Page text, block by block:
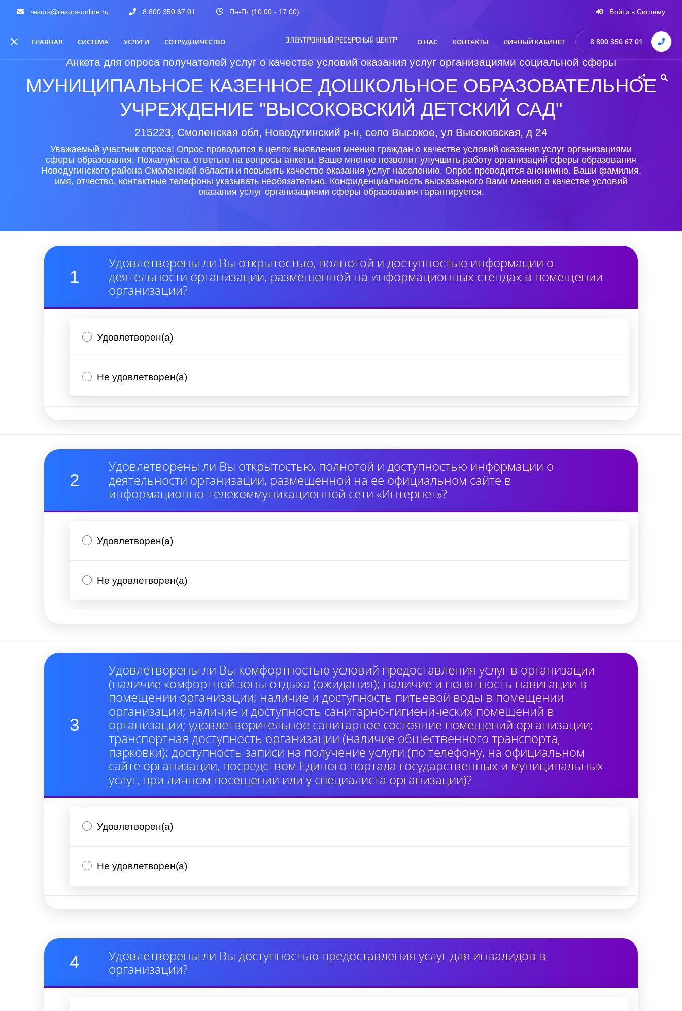
resurs@resurs-online.ru 8 800 350 67 01 Пн-Пт (10.00 - 17.00) Войти в Систему
ГЛАВНАЯ СИСТЕМА УСЛУГИ СОТРУДНИЧЕСТВО О НАС КОНТАКТЫ ЛИЧНЫЙ КАБИНЕТ 8 800 350 67 01
Анкета для опроса получателей услуг о качестве условий оказания услуг организациями социальной сферы
МУНИЦИПАЛЬНОЕ КАЗЕННОЕ ДОШКОЛЬНОЕ ОБРАЗОВАТЕЛЬНОЕ
УЧРЕЖДЕНИЕ "ВЫСОКОВСКИЙ ДЕТСКИЙ САД"
215223, Смоленская обл, Новодугинский р-н, село Высокое, ул Высоковская, д 24
Уважаемый участник опроса! Опрос проводится в целях выявления мнения граждан о качестве условий оказания услуг организациями
сферы образования. Пожалуйста, ответьте на вопросы анкеты. Ваше мнение позволит улучшить работу организаций сферы образования
Новодугинского района Смоленской области и повысить качество оказания услуг населению. Опрос проводится анонимно. Ваши фамилия,
имя, отчество, контактные телефоны указывать необязательно. Конфиденциальность высказанного Вами мнения о качестве условий
оказания услуг организациями сферы образования гарантируется.
1
Удовлетворены ли Вы открытостью, полнотой и доступностью информации о
деятельности организации, размещенной на информационных стендах в помещении
организации?
Удовлетворен(а)
Не удовлетворен(а)
2
Удовлетворены ли Вы открытостью, полнотой и доступностью информации о
деятельности организации, размещенной на ее официальном сайте в
информационно-телекоммуникационной сети «Интернет»?
Удовлетворен(а)
Не удовлетворен(а)
3
Удовлетворены ли Вы комфортностью условий предоставления услуг в организации
(наличие комфортной зоны отдыха (ожидания); наличие и понятность навигации в
помещении организации; наличие и доступность питьевой воды в помещении
организации; наличие и доступность санитарно-гигиенических помещений в
организации; удовлетворительное санитарное состояние помещений организации;
транспортная доступность организации (наличие общественного транспорта,
парковки); доступность записи на получение услуги (по телефону, на официальном
сайте организации, посредством Единого портала государственных и муниципальных
услуг, при личном посещении или у специалиста организации)?
Удовлетворен(а)
Не удовлетворен(а)
4
Удовлетворены ли Вы доступностью предоставления услуг для инвалидов в
организации?